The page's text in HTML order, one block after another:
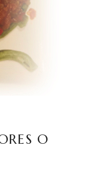
O